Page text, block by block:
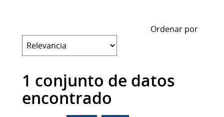
Ordenar por
1 conjunto de datos
encontrado